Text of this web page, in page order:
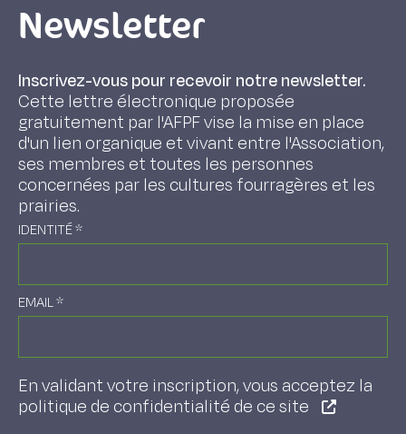
Newsletter
Inscrivez-vous pour recevoir notre newsletter.
Cette lettre électronique proposée
gratuitement par l'AFPF vise la mise en place
d'un lien organique et vivant entre l'Association,
ses membres et toutes les personnes
concernées par les cultures fourragères et les
prairies.
IDENTITÉ*
EMAIL*
En validant votre inscription, vous acceptez la
politique de confidentialité de ce site